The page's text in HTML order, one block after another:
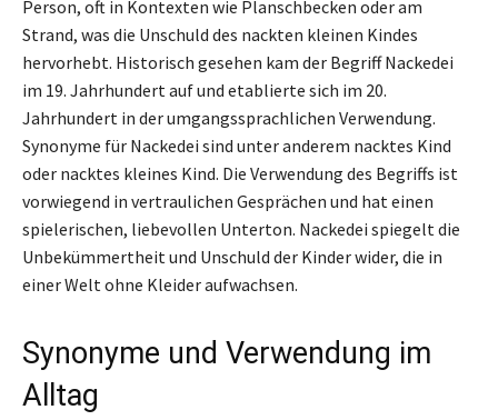
Person, oft in Kontexten wie Planschbecken oder am
Strand, was die Unschuld des nackten kleinen Kindes
hervorhebt. Historisch gesehen kam der Begriff Nackedei
im 19. Jahrhundert auf und etablierte sich im 20.
Jahrhundert in der umgangssprachlichen Verwendung.
Synonyme für Nackedei sind unter anderem nacktes Kind
oder nacktes kleines Kind. Die Verwendung des Begriffs ist
vorwiegend in vertraulichen Gesprächen und hat einen
spielerischen, liebevollen Unterton. Nackedei spiegelt die
Unbekümmertheit und Unschuld der Kinder wider, die in
einer Welt ohne Kleider aufwachsen.
Synonyme und Verwendung im
Alltag